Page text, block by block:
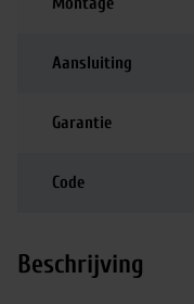
Aansluiting
Garantie
Code
Beschrijving